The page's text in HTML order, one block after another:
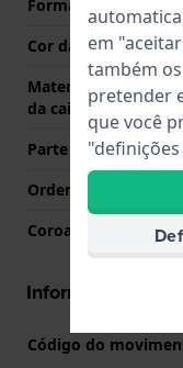
Forma da Caixa
Cor da caixa
Material da parte de
da caixa
Parte de trás da
Ordenar vidro
Coroa
Informações
Código do
em
também
pretender
que você